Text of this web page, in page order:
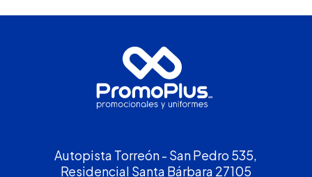
Autopista Torreón - San Pedro 535,
Residencial Santa Bárbara 27105